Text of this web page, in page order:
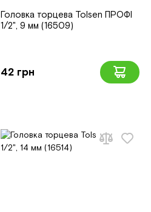
Головка торцева Tolsen ПРОФІ
1/2", 9 мм (16509)
42 грн